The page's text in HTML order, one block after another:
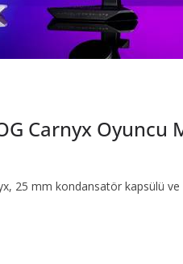
Carnyx
25 mm kondansatör kapsülü